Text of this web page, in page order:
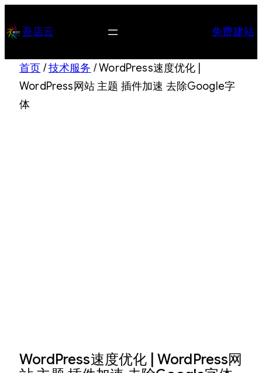
至 吾店云 免费建站
首页 /技术服务 / WordPress速度优化 |
WordPress网站 主题 插件加速 去除Google字
体
WordPress速度优化 | WordPress网